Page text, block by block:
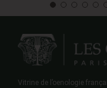
Vitrine de l’oenologie